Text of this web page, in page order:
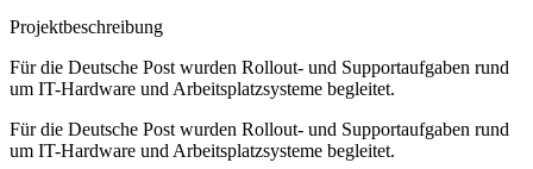
Projektbeschreibung
Für die Deutsche Post wurden Rollout- und Supportaufgaben rund
um IT-Hardware und Arbeitsplatzsysteme begleitet.
Für die Deutsche Post wurden Rollout- und Supportaufgaben rund
um IT-Hardware und Arbeitsplatzsysteme begleitet.